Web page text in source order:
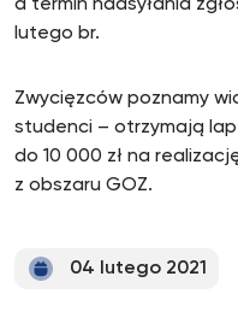
a termin nadsyłania
lutego br.
Zwycięzców poznamy
studenci – otrzymają
do 10 000 zł na
z obszaru GOZ.
04 lutego 2021